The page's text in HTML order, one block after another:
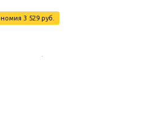
3 529 руб.